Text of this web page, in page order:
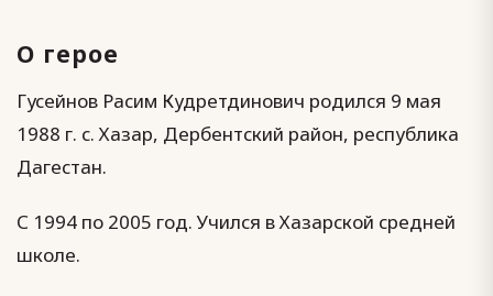
О герое
Гусейнов Расим Кудретдинович родился 9 мая
1988 г. с. Хазар, Дербентский район, республика
Дагестан.
С 1994 по 2005 год. Учился в Хазарской средней
школе.